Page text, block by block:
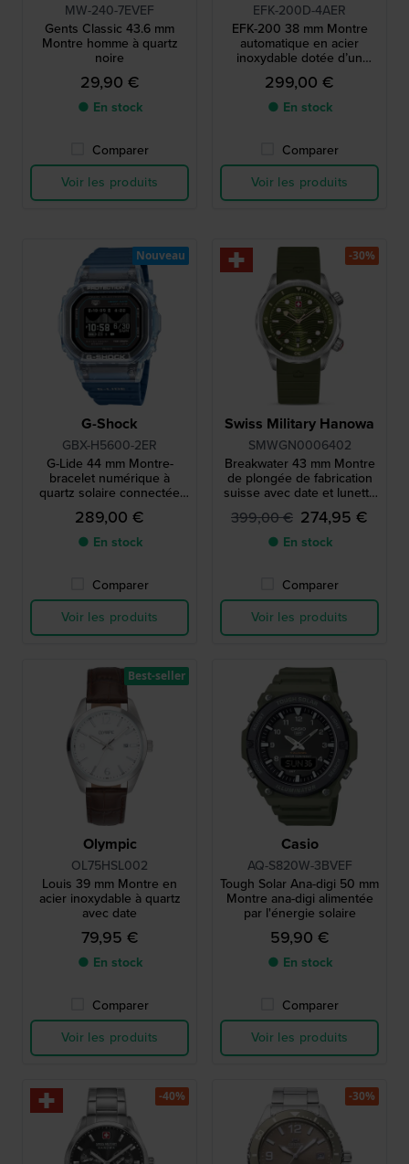
MW-240-7EVEF
Gents Classic 43.6 mm
Montre homme à quartz
noire
29,90 €
● En stock
Comparer
Voir les produits
EFK-200D-4AER
EFK-200 38 mm Montre
automatique en acier
inoxydable dotée d’un
cadran unique à plusieurs
niveaux
299,00 €
● En stock
Comparer
Voir les produits
G-Shock
GBX-H5600-2ER
G-Lide 44 mm Montre-
bracelet numérique à
quartz solaire connectée
via Bluetooth avec
affichage MIP
289,00 €
● En stock
Comparer
Voir les produits
Nouveau
Swiss Military Hanowa
SMWGN0006402
Breakwater 43 mm Montre
de plongée de fabrication
suisse avec date et lunette
de plongée interne
399,00 € 274,95 €
● En stock
Comparer
Voir les produits
-30%
Olympic
OL75HSL002
Louis 39 mm Montre en
acier inoxydable à quartz
avec date
79,95 €
● En stock
Comparer
Voir les produits
Best-seller
Casio
AQ-S820W-3BVEF
Tough Solar Ana-digi 50 mm
Montre ana-digi alimentée
par l'énergie solaire
59,90 €
● En stock
Comparer
Voir les produits
-40% -30%